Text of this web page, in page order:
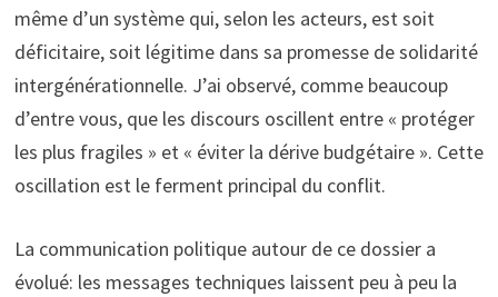
même d’un système qui, selon les acteurs, est soit
déficitaire, soit légitime dans sa promesse de solidarité
intergénérationnelle. J’ai observé, comme beaucoup
d’entre vous, que les discours oscillent entre « protéger
les plus fragiles » et « éviter la dérive budgétaire ». Cette
oscillation est le ferment principal du conflit.
La communication politique autour de ce dossier a
évolué: les messages techniques laissent peu à peu la